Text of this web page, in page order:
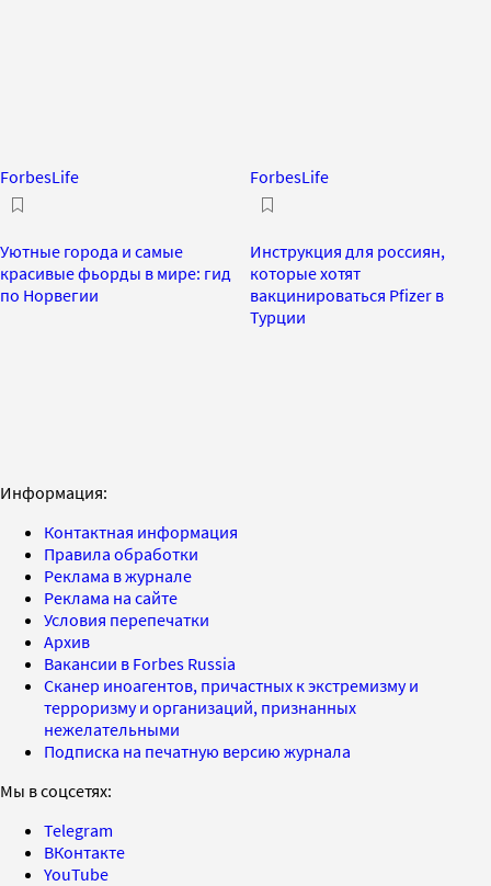
ForbesLife
Уютные города и самые
красивые фьорды в мире: гид
по Норвегии
ForbesLife
Инструкция для россиян,
которые хотят
вакцинироваться Pfizer в
Турции
Информация:
Контактная информация
Правила обработки
Реклама в журнале
Реклама на сайте
Условия перепечатки
Архив
Вакансии в Forbes Russia
Сканер иноагентов, причастных к экстремизму и
терроризму и организаций, признанных
нежелательными
Подписка на печатную версию журнала
Мы в соцсетях:
Telegram
ВКонтакте
YouTube